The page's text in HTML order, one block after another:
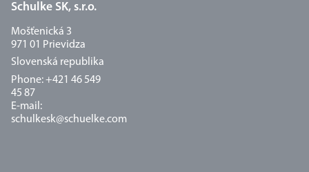
Schulke SK, s.r.o.
Mošťenická 3
971 01 Prievidza
Slovenská republika
Phone: +421 46 549
45 87
E-mail:
schulkesk@schuelke.com